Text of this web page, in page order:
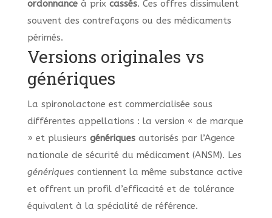
ordonnanceà prix cassés. Ces offres dissimulent
souvent des contrefaçons ou des médicaments
périmés.
Versions originales vs
génériques
La spironolactone est commercialisée sous
différentes appellations : la version « de marque
» et plusieurs génériquesautorisés par l’Agence
nationale de sécurité du médicament (ANSM). Les
génériquescontiennent la même substance active
et offrent un profil d’efficacité et de tolérance
équivalent à la spécialité de référence.